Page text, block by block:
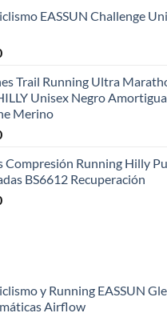
EASSUN Challenge
Trail Running Ultra
Unisex Negro
Merino
Compresión Running Hilly
BS6612 Recuperación
y Running EASSUN
Airflow